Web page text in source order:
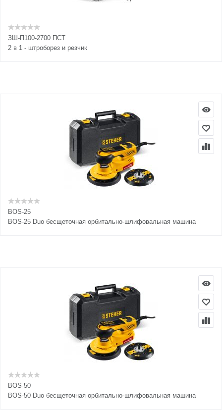
ЗШ-П100-2700 ПСТ
2 в 1 - штроборез и резчик
BOS-25
BOS-25 Duo бесщеточная орбитально-шлифовальная машина
BOS-50
BOS-50 Duo бесщеточная орбитально-шлифовальная машина